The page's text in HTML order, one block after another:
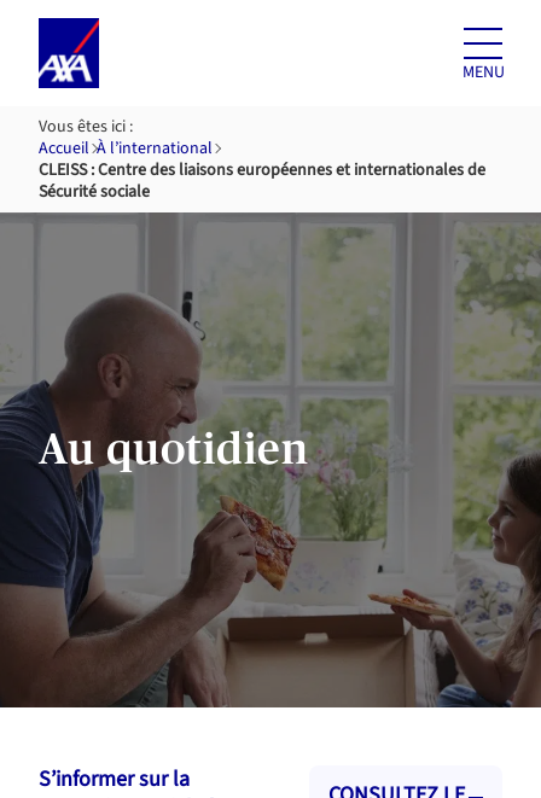
Aller au
contenu
MENU
Vous êtes ici :
Accueil À l’international
CLEISS : Centre des liaisons européennes et internationales de
Sécurité sociale
Au quotidien
S’informer sur la